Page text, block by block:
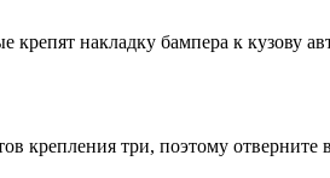
накладку бампера к кузову
крепления три, поэтому